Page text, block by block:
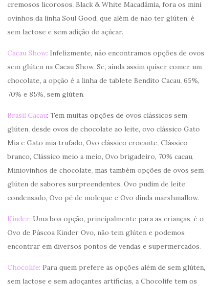
cremosos licorosos, Black & White Macadâmia, fora os mini
ovinhos da linha Soul Good, que além de não ter glúten, é
sem lactose e sem adição de açúcar.
Cacau Show: Infelizmente, não encontramos opções de ovos
sem glúten na Cacau Show. Se, ainda assim quiser comer um
chocolate, a opção é a linha de tablete Bendito Cacau, 65%,
70% e 85%, sem glúten.
Brasil Cacau: Tem muitas opções de ovos clássicos sem
glúten, desde ovos de chocolate ao leite, ovo clássico Gato
Mia e Gato mia trufado, Ovo clássico crocante, Clássico
branco, Clássico meio a meio, Ovo brigadeiro, 70% cacau,
Miniovinhos de chocolate, mas também opções de ovos sem
glúten de sabores surpreendentes, Ovo pudim de leite
condensado, Ovo pé de moleque e Ovo dinda marshmallow.
Kinder: Uma boa opção, principalmente para as crianças, é o
Ovo de Páscoa Kinder Ovo, não tem glúten e podemos
encontrar em diversos pontos de vendas e supermercados.
Chocolife: Para quem prefere as opções além de sem glúten,
sem lactose e sem adoçantes artificias, a Chocolife tem os